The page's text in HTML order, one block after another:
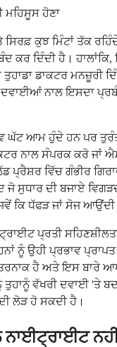
ਮਹਿਸੂਸ ਹੋਣਾ
ਕੁਝ ਮਿੰਟਾਂ ਤੱਕ
ਕਰ ਦਿੰਦੀ ਹੈ।
ਡਾਕਟਰ ਮਨਜ਼ੂਰੀ
ਨਾਲ ਇਸਦਾ
ਘੱਟ ਆਮ ਹੁੰਦੇ ਹਨ ਪਰ
ਨਾਲ ਸੰਪਰਕ ਕਰੋ ਜਾਂ
ਪ੍ਰੈਸ਼ਰ ਵਿੱਚ ਗੰਭੀਰ
ਜੋ ਸੁਧਾਰ ਦੀ ਬਜਾਏ
ਕਿ ਧੱਫੜ ਜਾਂ ਸੋਜ ਆਉਂਦੀ
ਪ੍ਰਤੀ
ਨੂੰ ਉਹੀ ਪ੍ਰਭਾਵ
ਹੈ ਅਤੇ ਇਸ ਬਾਰੇ
ਤੁਹਾਨੂੰ ਵੱਖਰੀ ਦਵਾਈ 'ਤੇ
ਲੋੜ ਹੋ ਸਕਦੀ ਹੈ।
ਨਹੀਂ